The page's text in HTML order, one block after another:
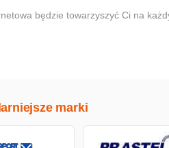
będzie towarzyszyć Ci na
marki